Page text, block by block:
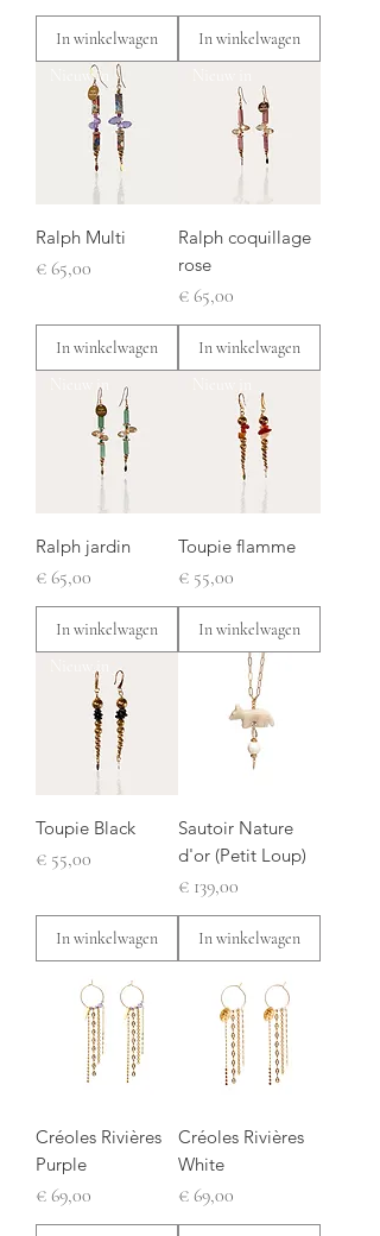
In winkelwagen
In winkelwagen
Nieuw in
Ralph Multi
Prijs
€ 65,00
In winkelwagen
Ralph coquillage
rose
Prijs
€ 65,00
In winkelwagen
Nieuw in
Ralph jardin
Prijs
€ 65,00
In winkelwagen
Toupie flamme
Prijs
€ 55,00
In winkelwagen
Nieuw in
Toupie Black
Prijs
€ 55,00
In winkelwagen
Sautoir Nature
d'or (Petit Loup)
Prijs
€ 139,00
In winkelwagen
Créoles Rivières
Purple
Prijs
€ 69,00
Créoles Rivières
White
Prijs
€ 69,00